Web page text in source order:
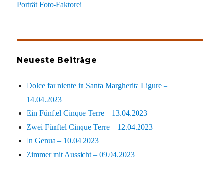
Porträt Foto-Faktorei
Neueste Beiträge
Dolce far niente in Santa Margherita Ligure –
14.04.2023
Ein Fünftel Cinque Terre – 13.04.2023
Zwei Fünftel Cinque Terre – 12.04.2023
In Genua – 10.04.2023
Zimmer mit Aussicht – 09.04.2023